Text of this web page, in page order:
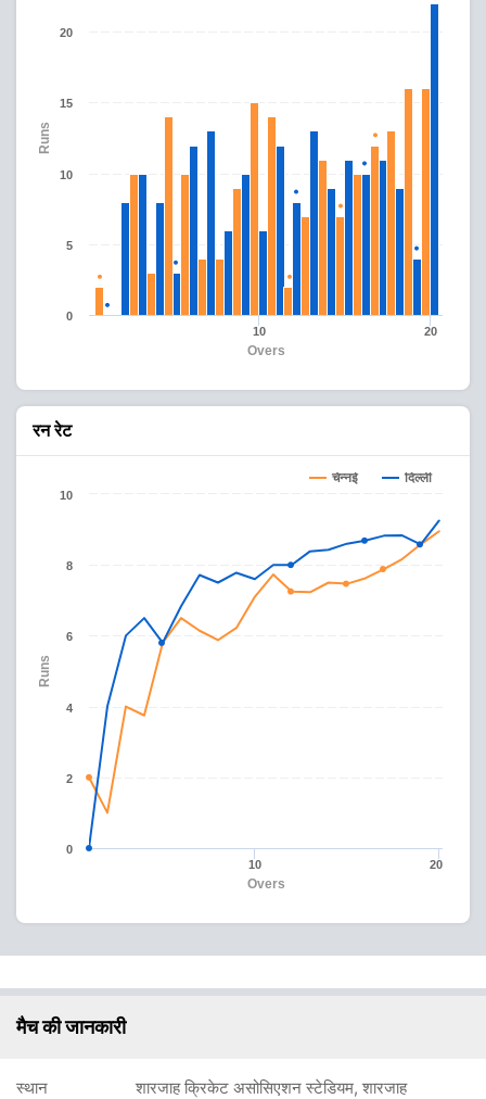
Overs
Runs
10 20
0
5
10
15
20
रन रेट
Overs
Runs
चेन्नई दिल्ली
10 20
0
2
4
6
8
10
मैच की जानकारी
स्थान शारजाह क्रिकेट असोसिएशन स्टेडियम, शारजाह